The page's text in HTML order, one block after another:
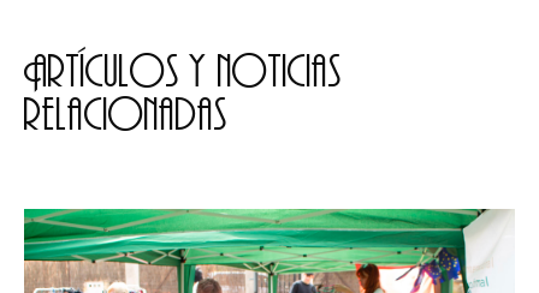
Artículos y noticias
relacionadas